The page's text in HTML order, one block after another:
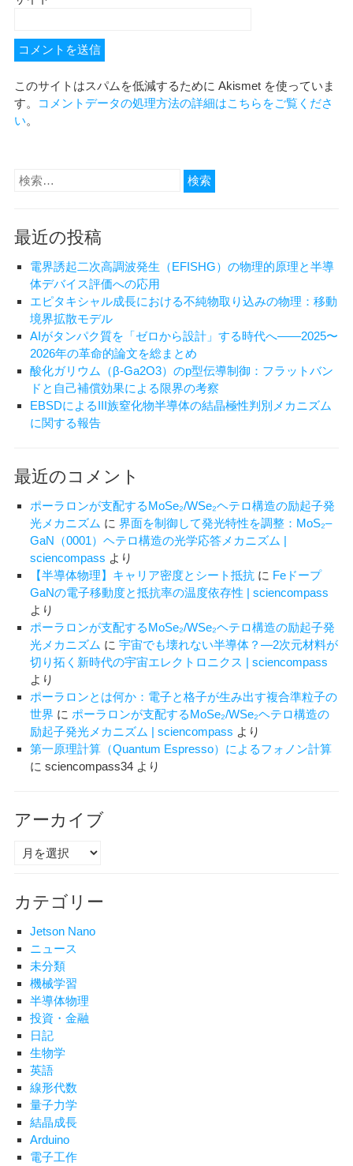
このサイトはスパムを低減するために Akismet を使っていま
す。
コメントデータの処理方法の詳細はこちらをご覧くださ
い。
検
最近の投稿
電界誘起二次高調波発生（EFISHG）の物理的原理と半導
体デバイス評価への応用
エピタキシャル成長における不純物取り込みの物理：移動
境界拡散モデル
AIがタンパク質を「ゼロから設計」する時代へ——2025〜
2026年の革命的論文を総まとめ
酸化ガリウム（β-Ga2O3）のp型伝導制御：フラットバン
ドと自己補償効果による限界の考察
EBSDによるIII族窒化物半導体の結晶極性判別メカニズム
に関する報告
最近のコメント
ポーラロンが支配するMoSe₂/WSe₂ヘテロ構造の励起子発
光メカニズム に 界面を制御して発光特性を調整：MoS₂–
GaN（0001）ヘテロ構造の光学応答メカニズム |
sciencompass より
【半導体物理】キャリア密度とシート抵抗に Feドープ
GaNの電子移動度と抵抗率の温度依存性 | sciencompass
より
ポーラロンが支配するMoSe₂/WSe₂ヘテロ構造の励起子発
光メカニズム に 宇宙でも壊れない半導体？―2次元材料が
切り拓く新時代の宇宙エレクトロニクス | sciencompass
より
ポーラロンとは何か：電子と格子が生み出す複合準粒子の
世界 に ポーラロンが支配するMoSe₂/WSe₂ヘテロ構造の
励起子発光メカニズム | sciencompass より
第一原理計算（Quantum Espresso）によるフォノン計算
に sciencompass34より
アーカイブ
ア
イ
カテゴリー
Jetson Nano
ニュース
未分類
機械学習
半導体物理
投資・金融
日記
生物学
英語
線形代数
量子力学
結晶成長
Arduino
電子工作